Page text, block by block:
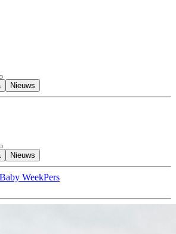
Nieuws
Nieuws
WeekPers